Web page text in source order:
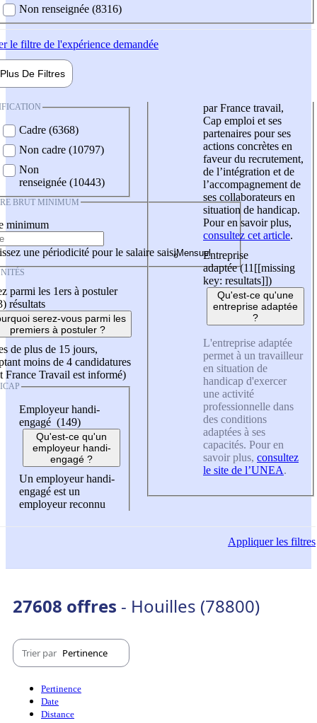
Non renseignée (8316)
le filtre de l'expérience demandée
Plus De Filtres
Cadre (6368)
Non cadre (10797)
Non
renseignée (10443)
BRUT MINIMUM
minimum
une périodicité pour le salaire saisi
parmi les 1ers à postuler
résultats
serez-vous parmi les
premiers à postuler ?
de plus de 15 jours,
moins de 4 candidatures
France Travail est informé)
Employeur handi-
engagé (149)
Qu'est-ce qu'un
employeur handi-
engagé ?
Un employeur handi-
engagé est un
employeur reconnu
par France travail,
Cap emploi et ses
partenaires pour ses
actions concrètes en
faveur du recrutement,
de l’intégration et de
l’accompagnement de
ses collaborateurs en
situation de handicap.
Pour en savoir plus,
consultez cet article.
Entreprise
adaptée (11 [[missing
key: resultats]])
Qu'est-ce qu'une
entreprise adaptée
?
L'entreprise adaptée
permet à un travailleur
en situation de
handicap d'exercer
une activité
professionnelle dans
des conditions
adaptées à ses
capacités. Pour en
savoir plus, consultez
le site de l’UNEA.
Appliquerles filtres
27608 offres - Houilles (78800)
Trier par Pertinence
Pertinence
Date
Distance